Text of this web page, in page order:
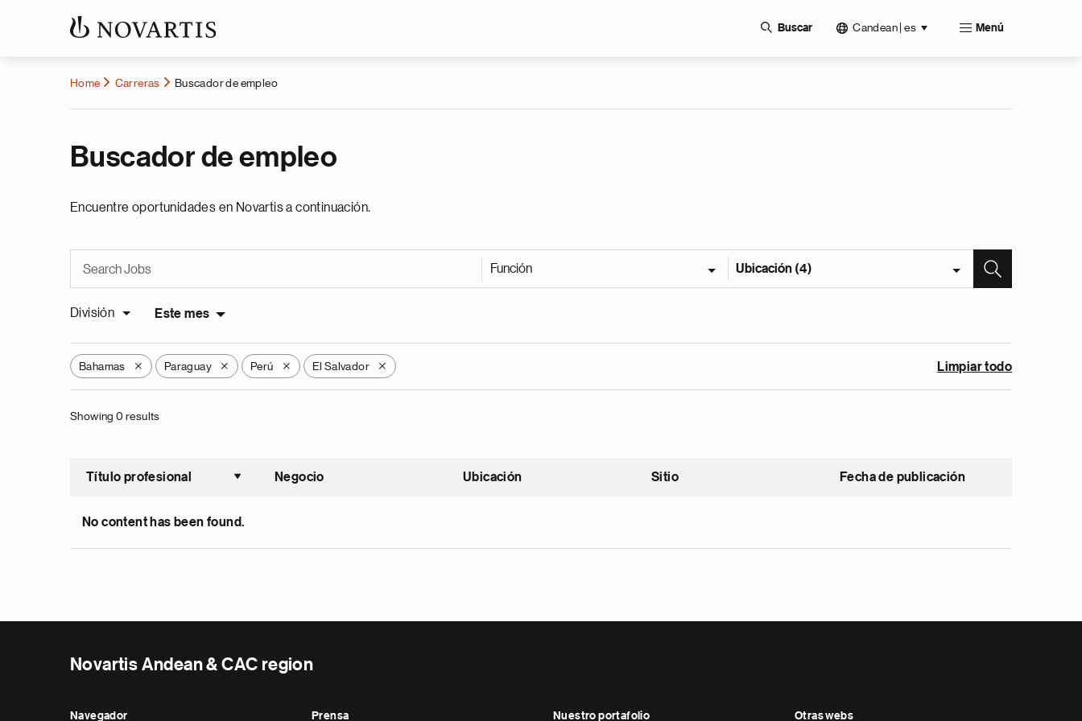
Buscar Candean | es Menú
Home Carreras Buscador de empleo
Buscador de empleo
Encuentre oportunidades en Novartis a continuación.
Función Ubicación (4)
División Este mes
Bahamas X Paraguay X Perú X El Salvador X Limpiar todo
Showing 0 results
Título profesional
Ordenar ascendente
Negocio Ubicación Sitio Fecha de publicación
No content has been found.
Novartis Andean & CAC region
Navegador Prensa Nuestro portafolio Otras webs